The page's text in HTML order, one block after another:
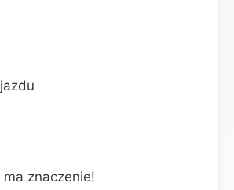
znaczenie!